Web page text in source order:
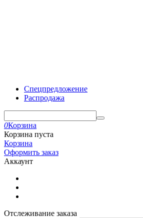
Спецпредложение
Распродажа
0Корзина
Корзина пуста
Корзина
Оформить заказ
Аккаунт
Отслеживание заказа